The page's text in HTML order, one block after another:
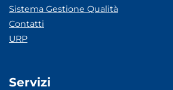
Sistema Gestione Qualità
Contatti
URP
Servizi